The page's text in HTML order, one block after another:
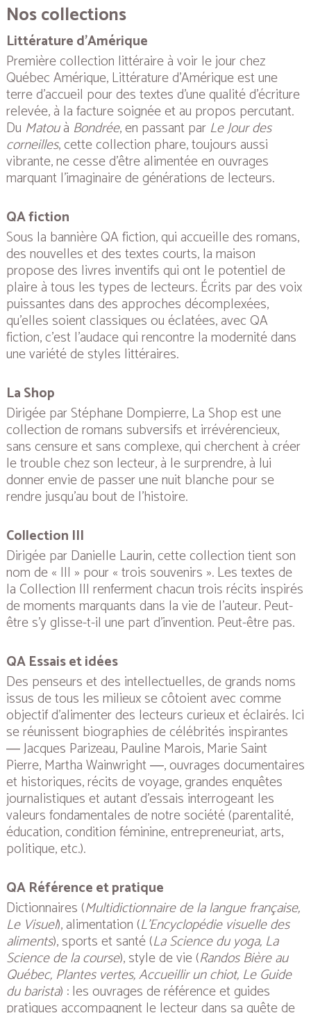
Nos collections
Littérature d’Amérique
Première collection littéraire à voir le jour chez
Québec Amérique, Littérature d’Amérique est une
terre d’accueil pour des textes d’une qualité d’écriture
relevée, à la facture soignée et au propos percutant.
Du Matouà Bondrée, en passant par Le Jour des
corneilles, cette collection phare, toujours aussi
vibrante, ne cesse d’être alimentée en ouvrages
marquant l’imaginaire de générations de lecteurs.
QA fiction
Sous la bannière QA fiction, qui accueille des romans,
des nouvelles et des textes courts, la maison
propose des livres inventifs qui ont le potentiel de
plaire à tous les types de lecteurs. Écrits par des voix
puissantes dans des approches décomplexées,
qu’elles soient classiques ou éclatées, avec QA
fiction, c’est l’audace qui rencontre la modernité dans
une variété de styles littéraires.
La Shop
Dirigée par Stéphane Dompierre, La Shop est une
collection de romans subversifs et irrévérencieux,
sans censure et sans complexe, qui cherchent à créer
le trouble chez son lecteur, à le surprendre, à lui
donner envie de passer une nuit blanche pour se
rendre jusqu’au bout de l’histoire.
Collection III
Dirigée par Danielle Laurin, cette collection tient son
nom de « III » pour « trois souvenirs ». Les textes de
la Collection III renferment chacun trois récits inspirés
de moments marquants dans la vie de l’auteur. Peut-
être s’y glisse-t-il une part d’invention. Peut-être pas.
QA Essais et idées
Des penseurs et des intellectuelles, de grands noms
issus de tous les milieux se côtoient avec comme
objectif d’alimenter des lecteurs curieux et éclairés. Ici
se réunissent biographies de célébrités inspirantes
― Jacques Parizeau, Pauline Marois, Marie Saint
Pierre, Martha Wainwright ―, ouvrages documentaires
et historiques, récits de voyage, grandes enquêtes
journalistiques et autant d’essais interrogeant les
valeurs fondamentales de notre société (parentalité,
éducation, condition féminine, entrepreneuriat, arts,
politique, etc.).
QA Référence et pratique
Dictionnaires (Multidictionnaire de la langue française,
Le Visuel), alimentation (L’Encyclopédie visuelle des
aliments), sports et santé (La Science du yoga, La
Science de la course), style de vie (Randos Bière au
Québec, Plantes vertes, Accueillir un chiot, Le Guide
du barista) : les ouvrages de référence et guides